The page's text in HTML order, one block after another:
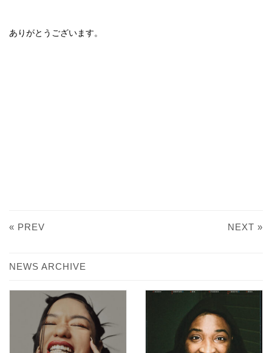
ありがとうございます。
« PREV NEXT »
NEWS ARCHIVE